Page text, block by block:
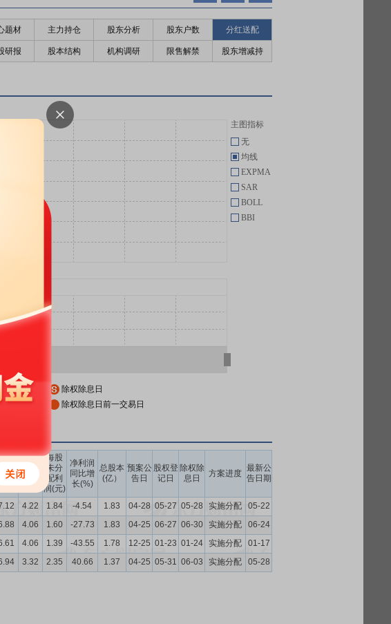
题材 主力持仓 股东分析 股东户数 分红送配
研报 股本结构 机构调研 限售解禁 股东增减持
主图指标
无
均线
EXPMA
SAR
BOLL
BBI
除权除息日
除权除息日前一交易日
股
净资
(元)
每股
公积
金(元)
每股
未分
配利
润(元)
净利润
同比增
长(%)
总股本
(亿）
预案公
告日
股权登
记日
除权除
息日
方案进度
最新公
告日期
4.22 1.84 -4.54 1.83 04-28 05-27 05-28 实施分配
05-22
4.06 1.60 -27.73 1.83 04-25 06-27 06-30 实施分配
06-24
4.06 1.39 -43.55 1.78 12-25 01-23 01-24 实施分配
01-17
3.32 2.35 40.66 1.37 04-25 05-31 06-03 实施分配 05-28